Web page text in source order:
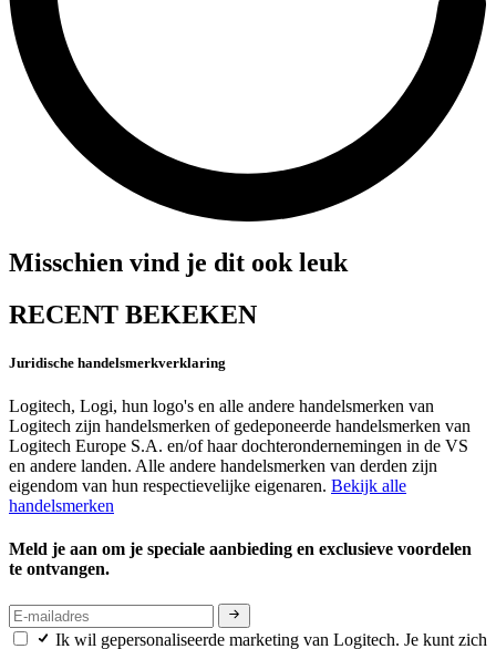
Misschien vind je dit ook leuk
RECENT BEKEKEN
Juridische handelsmerkverklaring
Logitech, Logi, hun logo's en alle andere handelsmerken van
Logitech zijn handelsmerken of gedeponeerde handelsmerken van
Logitech Europe S.A. en/of haar dochterondernemingen in de VS
en andere landen. Alle andere handelsmerken van derden zijn
eigendom van hun respectievelijke eigenaren. Bekijk alle
handelsmerken
Meld je aan om je speciale aanbieding en exclusieve voordelen
te ontvangen.
Ik wil gepersonaliseerde marketing van Logitech. Je kunt zich